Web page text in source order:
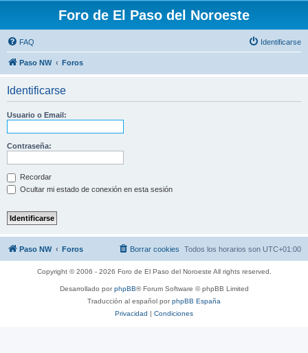
Foro de El Paso del Noroeste
FAQ Identificarse
Paso NW Foros
Identificarse
Usuario o Email:
Contraseña:
Recordar
Ocultar mi estado de conexión en esta sesión
Paso NW Foros Todos los horarios son UTC+01:00
Borrar cookies
Copyright © 2006 - 2026 Foro de El Paso del Noroeste All rights reserved.
Desarrollado porphpBB® Forum Software © phpBB Limited
Traducción al español porphpBB España
Privacidad | Condiciones